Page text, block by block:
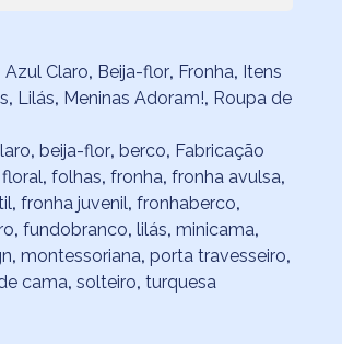
Azul Claro, Beija-flor, Fronha, Itens
, Lilás, Meninas Adoram!, Roupa de
, beija-flor, berco, Fabricação
floral, folhas, fronha, fronha avulsa,
, fronha juvenil, fronhaberco,
, fundobranco, lilás, minicama,
, montessoriana, porta travesseiro,
cama, solteiro, turquesa